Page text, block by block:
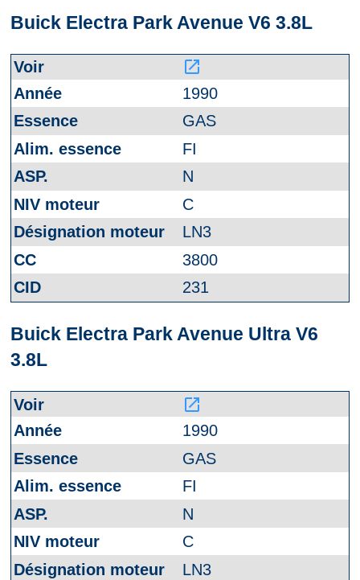
Buick Electra Park Avenue V6 3.8L
launch
1990
GAS
FI
N
C
LN3
3800
231
Buick Electra Park Avenue Ultra V6
3.8L
launch
1990
GAS
FI
N
C
LN3